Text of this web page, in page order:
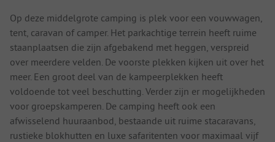
Op deze middelgrote camping is plek voor een vouwwagen,
tent, caravan of camper. Het parkachtige terrein heeft ruime
staanplaatsen die zijn afgebakend met heggen, verspreid
over meerdere velden. De voorste plekken kijken uit over het
meer. Een groot deel van de kampeerplekken heeft
voldoende tot veel beschutting. Verder zijn er mogelijkheden
voor groepskamperen. De camping heeft ook een
afwisselend huuraanbod, bestaande uit ruime stacaravans,
rustieke blokhutten en luxe safaritenten voor maximaal vijf